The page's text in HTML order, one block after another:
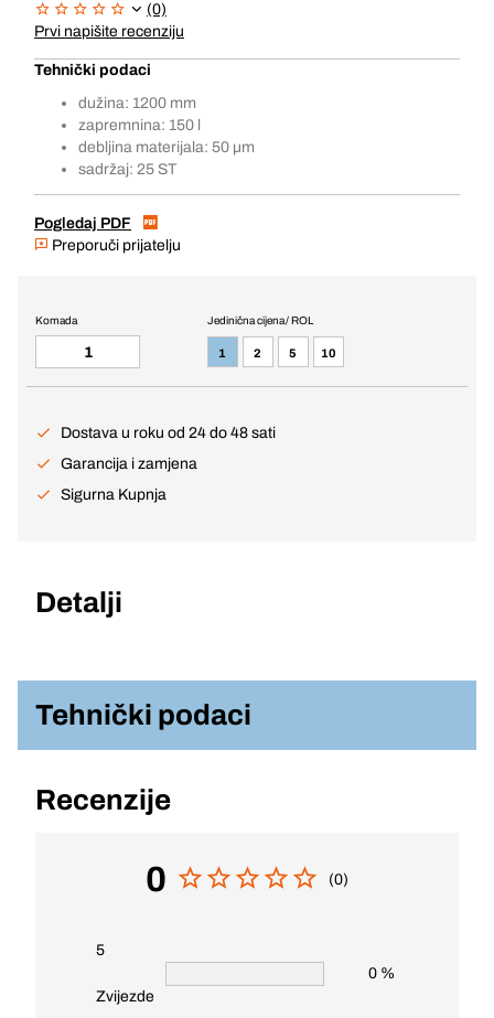
(0)
Prvi napišite recenziju
Tehnički podaci
dužina: 1200 mm
zapremnina: 150 l
debljina materijala: 50 µm
sadržaj: 25 ST
Pogledaj PDF
Preporuči prijatelju
Jedinična cijena / ROL
1 2 5 10
Komada
Dostava u roku od 24 do 48 sati
Garancija i zamjena
Sigurna Kupnja
Detalji
Tehnički podaci
Recenzije
0 (0)
5
Zvijezde
0 %